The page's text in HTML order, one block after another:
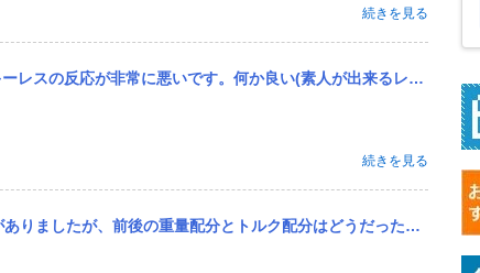
続きを見る
何か良い(素人が出来るレベルで)改善方法はありますか？教え下さい。宜しくお願い致します。
続きを見る
の重量配分とトルク配分はどうだったんですか？ 中古で買おうかと狙ってます。